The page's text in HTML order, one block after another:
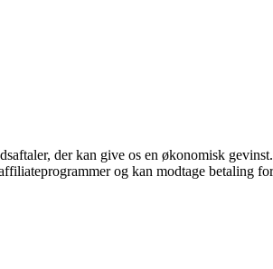
der kan give os en økonomisk gevinst.
og kan modtage betaling